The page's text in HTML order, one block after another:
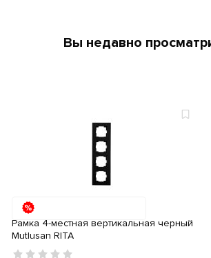
Вы недавно
Рамка 4-местная вертикальная черный
Mutlusan RITA